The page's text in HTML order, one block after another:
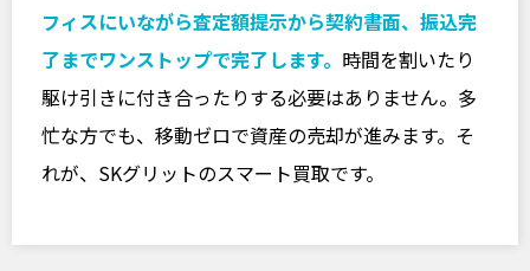
フィスにいながら査定額提示から契約書面、振込完
了までワンストップで完了します。 時間を割いたり
駆け引きに付き合ったりする必要はありません。多
忙な方でも、移動ゼロで資産の売却が進みます。そ
れが、SKグリットのスマート買取です。